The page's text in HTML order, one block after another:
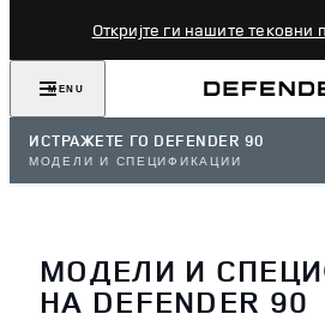
Откријте ги нашите
MENU
ИСТРАЖЕТЕ ГО DEFENDER 90
МОДЕЛИ И СПЕЦИФИКАЦИИ
МОДЕЛИ И
НА DEFENDER 90